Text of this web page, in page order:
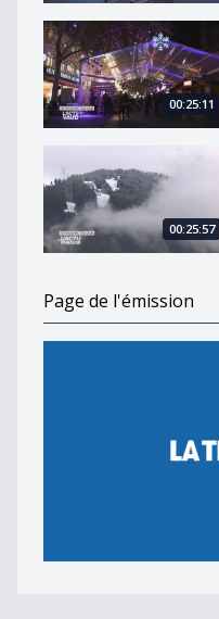
La rétrospective
00:25:11
00:25:57
Page de l'émission